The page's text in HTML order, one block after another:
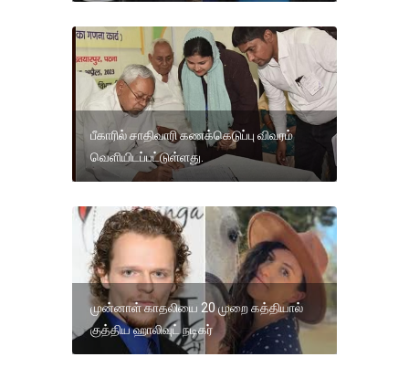
பீகாரில் சாதிவாரி கணக்கெடுப்பு விவரம்
வெளியிடப்பட்டுள்ளது.
முன்னாள் காதலியை 20 முறை கத்தியால்
குத்திய ஹாலிவுட் நடிகர்